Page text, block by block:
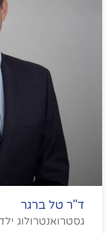
ד"ר טל ברגר
גסטרואנטרולוג ילדים